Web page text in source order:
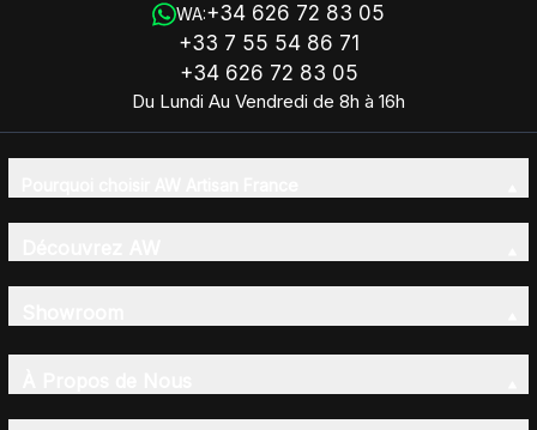
WA:+34 626 72 83 05
+33 7 55 54 86 71
+34 626 72 83 05
Du Lundi Au Vendredi de 8h à 16h